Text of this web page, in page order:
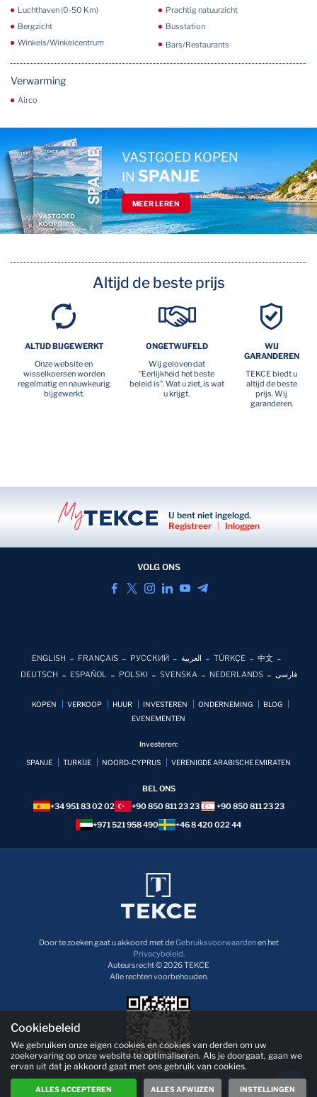
Luchthaven (0-50 Km)
Prachtig natuurzicht
Bergzicht
Busstation
Winkels/Winkelcentrum
Bars/Restaurants
Verwarming
Airco
VASTGOED KOPEN
IN SPANJE
MEER LEREN
Altijd de beste prijs
ALTIJD BIJGEWERKT
Onze website en
wisselkoersen worden
regelmatig en nauwkeurig
bijgewerkt.
ONGETWIJFELD
Wij geloven dat
“Eerlijkheid het beste
beleid is”. Wat u ziet, is wat
u krijgt.
WIJ
GARANDEREN
TEKCE biedt u
altijd de beste
prijs. Wij
garanderen.
U bent niet ingelogd.
Registreer
| Inloggen
VOLG ONS
ENGLISH FRANÇAIS РУССКИЙ العربية TÜRKÇE
中文
DEUTSCH
ESPAÑOL POLSKI SVENSKA NEDERLANDS فارسی
KOPEN VERKOOP HUUR INVESTEREN ONDERNEMING
BLOG
EVENEMENTEN
Investeren:
SPANJE TURKİJE NOORD-CYPRUS VERENIGDE ARABISCHE EMIRATEN
BEL ONS
+34 951 83 02 02
+90 850 811 23 23
+90 850 811 23 23
+971 521 958 490
+46 8 420 022 44
Door te zoeken gaat u akkoord met deGebruiksvoorwaardenen het
Privacybeleid.
Auteursrecht © 2026 TEKCE
Alle rechten voorbehouden.
Download de TEKCE App nu!
Cookiebeleid
We gebruiken onze eigen cookies en cookies van derden om uw
zoekervaring op onze website te optimaliseren. Als je doorgaat, gaan we
ervan uit dat je akkoord gaat met ons gebruik van cookies.
ALLES ACCEPTEREN ALLES AFWIJZEN INSTELLINGEN